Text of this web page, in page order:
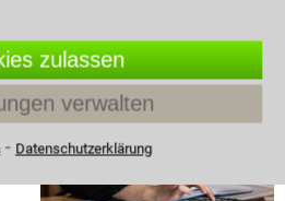
zulassen
verwalten
⁃ Datenschutzerklärung